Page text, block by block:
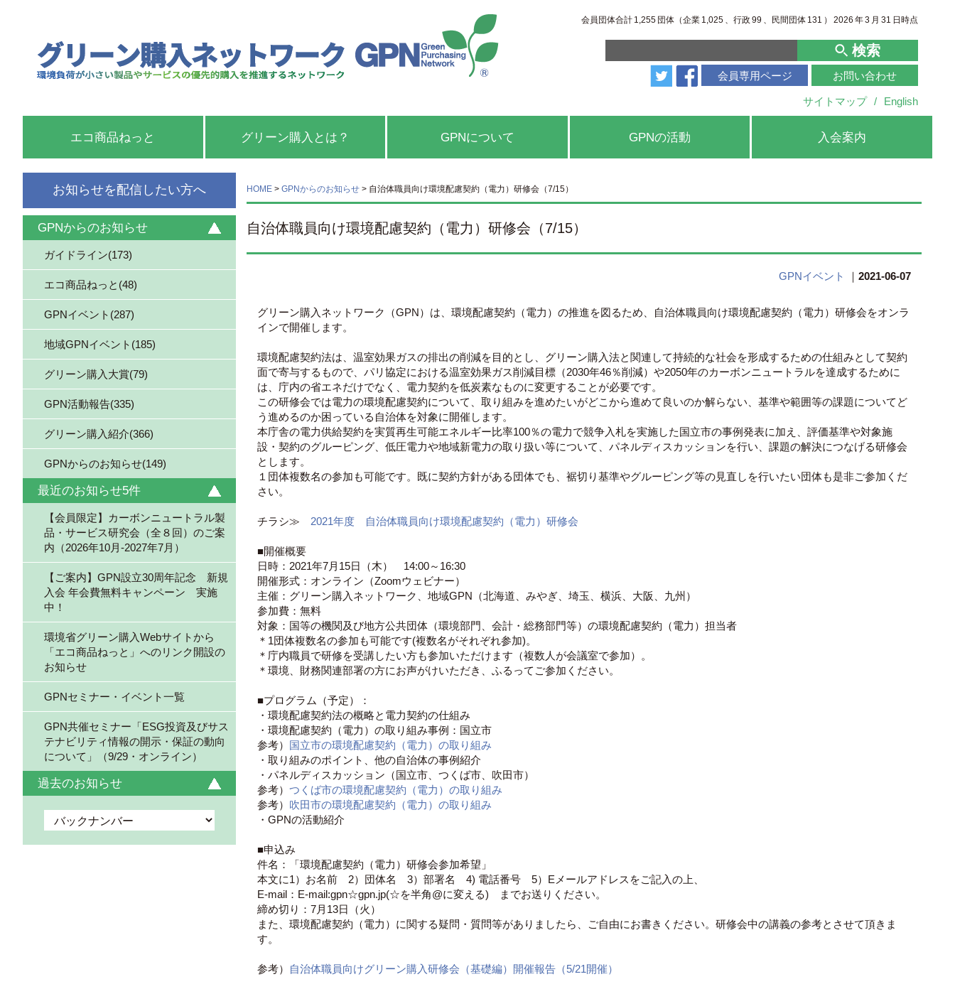
会員団体合計 1,255 団体（企業 1,025 、行政99 、 民間団体 131 ） 2026 年3 月 31 日時点
検索
会員専用ページ お問い合わせ
サイトマップ / English
エコ商品ねっと グリーン購入とは？ GPNについて GPNの活動 入会案内
お知らせを配信したい方へ
GPNからのお知らせ
ガイドライン(173)
エコ商品ねっと(48)
GPNイベント(287)
地域GPNイベント(185)
グリーン購入大賞(79)
GPN活動報告(335)
グリーン購入紹介(366)
GPNからのお知らせ(149)
最近のお知らせ5件
【会員限定】カーボンニュートラル製
品・サービス研究会（全８回）のご案
内（2026年10月-2027年7月）
【ご案内】GPN設立30周年記念 新規
入会 年会費無料キャンペーン 実施
中！
環境省グリーン購入Webサイトから
「エコ商品ねっと」へのリンク開設の
お知らせ
GPNセミナー・イベント一覧
GPN共催セミナー「ESG投資及びサス
テナビリティ情報の開示・保証の動向
について」（9/29・オンライン）
過去のお知らせ
HOME > GPNからのお知らせ > 自治体職員向け環境配慮契約（電力）研修会（7/15）
自治体職員向け環境配慮契約（電力）研修会（7/15）
GPNイベント ｜ 2021-06-07
グリーン購入ネットワーク（GPN）は、環境配慮契約（電力）の推進を図るため、自治体職員向け環境配慮契約（電力）研修会をオンラ
インで開催します。
環境配慮契約法は、温室効果ガスの排出の削減を目的とし、グリーン購入法と関連して持続的な社会を形成するための仕組みとして契約
面で寄与するもので、パリ協定における温室効果ガス削減目標（2030年46％削減）や2050年のカーボンニュートラルを達成するために
は、庁内の省エネだけでなく、電力契約を低炭素なものに変更することが必要です。
この研修会では電力の環境配慮契約について、取り組みを進めたいがどこから進めて良いのか解らない、基準や範囲等の課題についてど
う進めるのか困っている自治体を対象に開催します。
本庁舎の電力供給契約を実質再生可能エネルギー比率100％の電力で競争入札を実施した国立市の事例発表に加え、評価基準や対象施
設・契約のグルーピング、低圧電力や地域新電力の取り扱い等について、パネルディスカッションを行い、課題の解決につなげる研修会
とします。
１団体複数名の参加も可能です。既に契約方針がある団体でも、裾切り基準やグルーピング等の見直しを行いたい団体も是非ご参加くだ
さい。
チラシ≫ 2021年度 自治体職員向け環境配慮契約（電力）研修会
■開催概要
日時：2021年7月15日（木） 14:00～16:30
開催形式：オンライン（Zoomウェビナー）
主催：グリーン購入ネットワーク、地域GPN（北海道、みやぎ、埼玉、横浜、大阪、九州）
参加費：無料
対象：国等の機関及び地方公共団体（環境部門、会計・総務部門等）の環境配慮契約（電力）担当者
＊1団体複数名の参加も可能です(複数名がそれぞれ参加)。
＊庁内職員で研修を受講したい方も参加いただけます（複数人が会議室で参加）。
＊環境、財務関連部署の方にお声がけいただき、ふるってご参加ください。
■プログラム（予定）：
・環境配慮契約法の概略と電力契約の仕組み
・環境配慮契約（電力）の取り組み事例：国立市
参考） 国立市の環境配慮契約（電力）の取り組み
・取り組みのポイント、他の自治体の事例紹介
・パネルディスカッション（国立市、つくば市、吹田市）
参考） つくば市の環境配慮契約（電力）の取り組み
参考） 吹田市の環境配慮契約（電力）の取り組み
・GPNの活動紹介
■申込み
件名：「環境配慮契約（電力）研修会参加希望」
本文に1）お名前 2）団体名 3）部署名 4) 電話番号 5）Eメールアドレスをご記入の上、
E-mail：E-mail:gpn☆gpn.jp(☆を半角@に変える) までお送りください。
締め切り：7月13日（火）
また、環境配慮契約（電力）に関する疑問・質問等がありましたら、ご自由にお書きください。研修会中の講義の参考とさせて頂きま
す。
参考） 自治体職員向けグリーン購入研修会（基礎編）開催報告（5/21開催）